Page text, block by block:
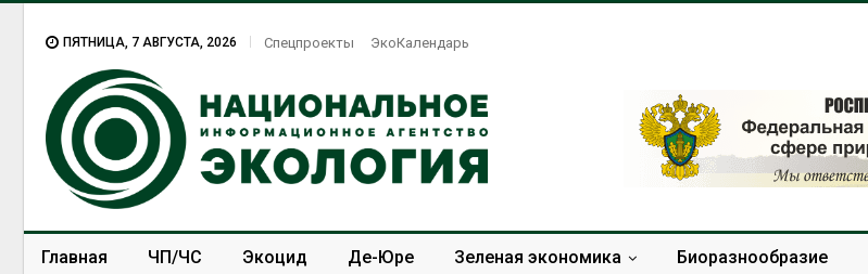
ПЯТНИЦА, 7 АВГУСТА, 2026 Спецпроекты ЭкоКалендарь
Главная ЧП/ЧС Экоцид Де-Юре Зеленая экономика Биоразнообразие